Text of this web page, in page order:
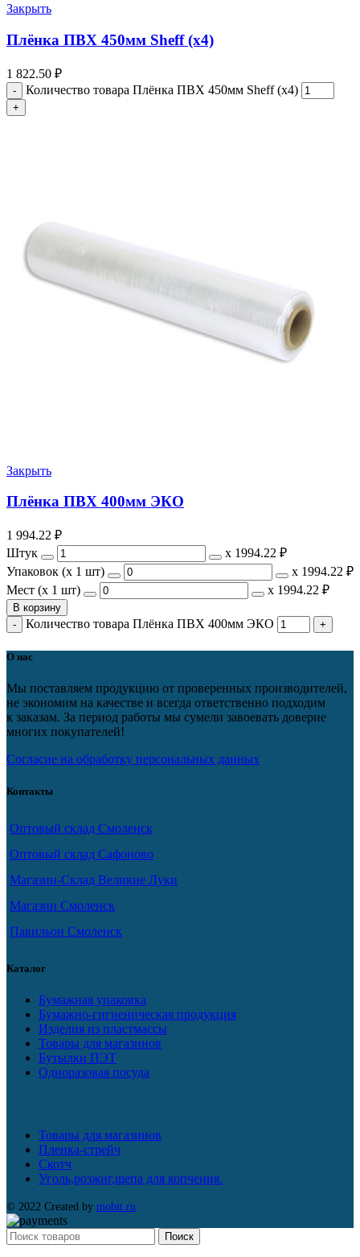
Закрыть
Плёнка ПВХ 450мм Sheff (х4)
1 822.50 ₽
Количество товара Плёнка ПВХ 450мм Sheff (х4)
Закрыть
Плёнка ПВХ 400мм ЭКО
1 994.22 ₽
Штук
х 1994.22 ₽
Упаковок (x 1 шт)
х 1994.22 ₽
Мест (x 1 шт)
х 1994.22 ₽
В корзину
Количество товара Плёнка ПВХ 400мм ЭКО
О нас
Мы поставляем продукцию от проверенных производителей,
не экономим на качестве и всегда ответственно подходим
к заказам. За период работы мы сумели завоевать доверие
многих покупателей!
Согласие на обработку персональных данных
Контакты
Оптовый склад Смоленск
Оптовый склад Сафоново
Магазин-Склад Великие Луки
Магазин Смоленск
Павильон Смоленск
Каталог
Бумажная упаковка
Бумажно-гигиеническая продукция
Изделия из пластмассы
Товары для магазинов
Бутылки ПЭТ
Одноразовая посуда
Товары для магазинов
Пленка-стрейч
Скотч
Уголь,розжиг,щепа для копчения.
© 2022 Created by mobit.ru
Поиск